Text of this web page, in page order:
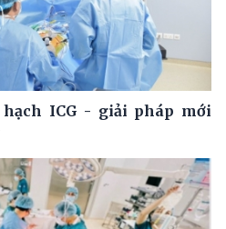
ICG - giải pháp mới